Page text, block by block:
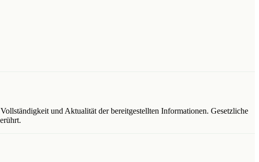
und Aktualität der bereitgestellten Informationen. Gesetzliche